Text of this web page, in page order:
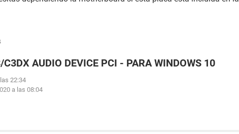
AUDIO DEVICE PCI - PARA WINDOWS 10
22:34
a las 08:04